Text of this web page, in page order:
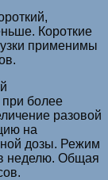
Короткие
применимы
более
разовой
на
дозы. Режим
неделю. Общая